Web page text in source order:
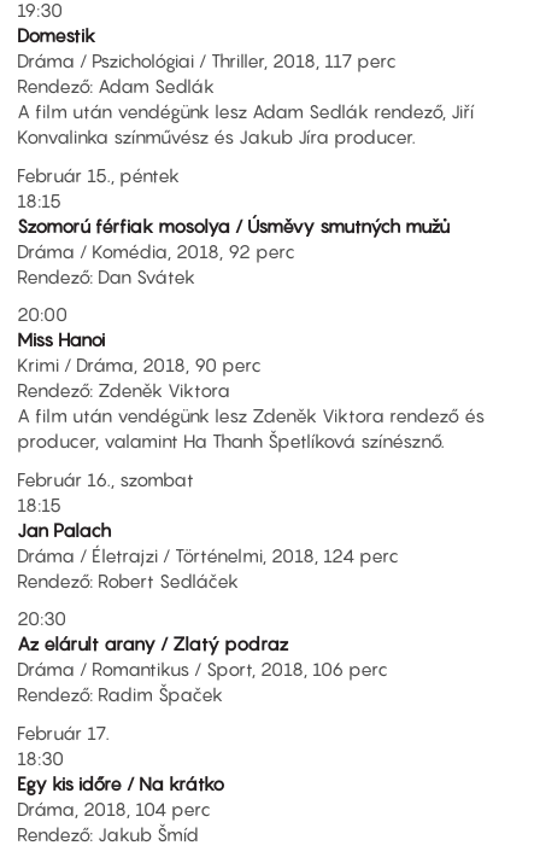
19:30
Domestik
Dráma / Pszichológiai / Thriller, 2018, 117 perc
Rendező: Adam Sedlák
A film után vendégünk lesz Adam Sedlák rendező, Jiří
Konvalinka színművész és Jakub Jíra producer.
Február 15., péntek
18:15
Szomorú férfiak mosolya / Úsměvy smutných mužů
Dráma / Komédia, 2018, 92 perc
Rendező: Dan Svátek
20:00
Miss Hanoi
Krimi / Dráma, 2018, 90 perc
Rendező: Zdeněk Viktora
A film után vendégünk lesz Zdeněk Viktora rendező és
producer, valamint Ha Thanh Špetlíková színésznő.
Február 16., szombat
18:15
Jan Palach
Dráma / Életrajzi / Történelmi, 2018, 124 perc
Rendező: Robert Sedláček
20:30
Az elárult arany / Zlatý podraz
Dráma / Romantikus / Sport, 2018, 106 perc
Rendező: Radim Špaček
Február 17.
18:30
Egy kis időre / Na krátko
Dráma, 2018, 104 perc
Rendező: Jakub Šmíd